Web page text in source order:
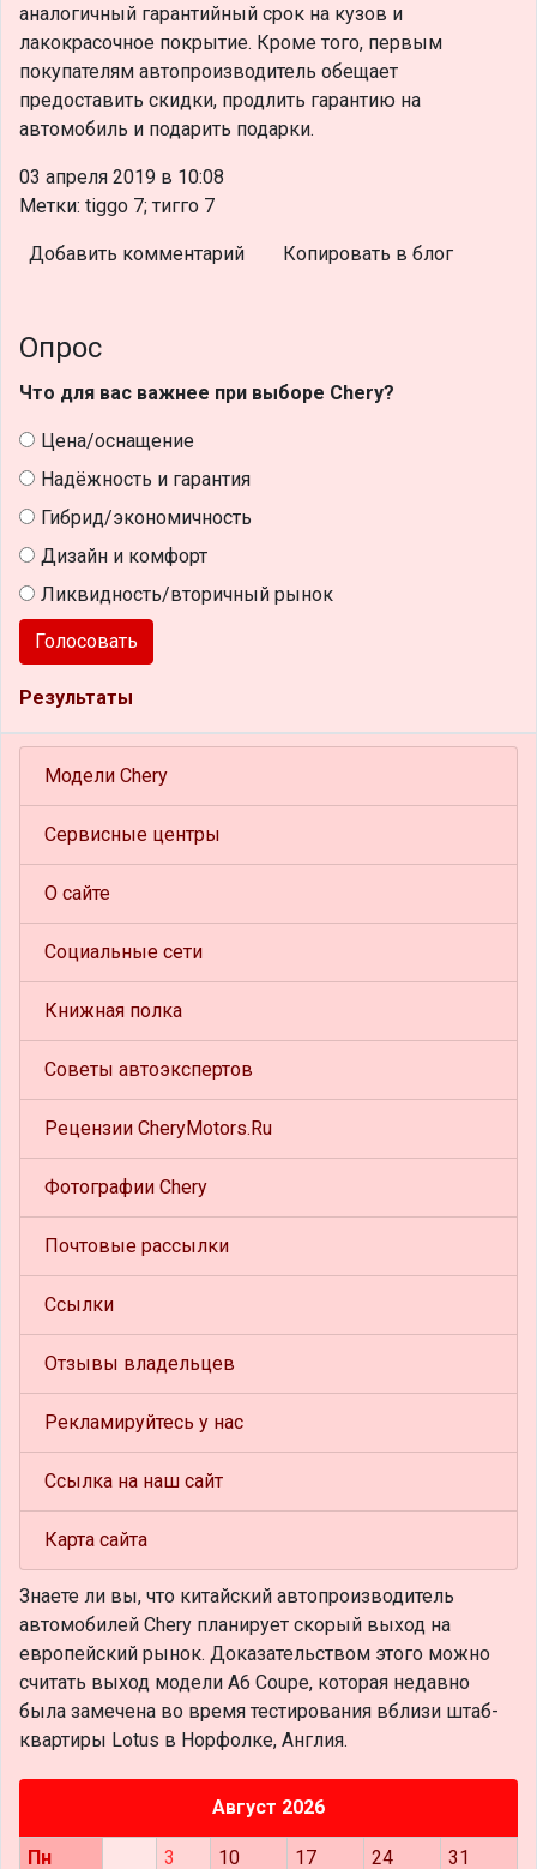
аналогичный гарантийный срок на кузов и
лакокрасочное покрытие. Кроме того, первым
покупателям автопроизводитель обещает
предоставить скидки, продлить гарантию на
автомобиль и подарить подарки.
03 апреля 2019 в 10:08
Метки: tiggo 7; тигго 7
Добавить комментарий Копировать в блог
Опрос
Что для вас важнее при выборе Chery?
Цена/оснащение
Надёжность и гарантия
Гибрид/экономичность
Дизайн и комфорт
Ликвидность/вторичный рынок
Голосовать
Результаты
Модели Chery
Сервисные центры
О сайте
Социальные сети
Книжная полка
Советы автоэкспертов
Рецензии CheryMotors.Ru
Фотографии Chery
Почтовые рассылки
Ссылки
Отзывы владельцев
Рекламируйтесь у нас
Ссылка на наш сайт
Карта сайта
Знаете ли вы, что китайский автопроизводитель
автомобилей Chery планирует скорый выход на
европейский рынок. Доказательством этого можно
считать выход модели A6 Coupe, которая недавно
была замечена во время тестирования вблизи штаб-
квартиры Lotus в Норфолке, Англия.
Август 2026
Пн 3 10 17 24 31